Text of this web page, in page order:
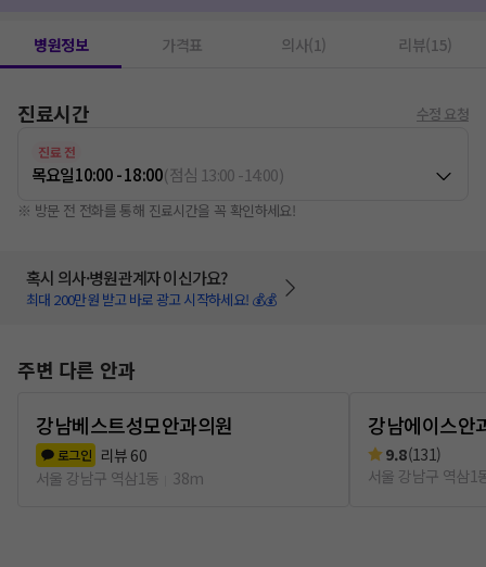
병원정보 가격표 의사(1) 리뷰(15)
진료시간 수정 요청
진료 전
목요일10:00 - 18:00(점심 13:00-14:00)
※ 방문 전 전화를 통해 진료시간을 꼭 확인하세요!
혹시 의사·병원관계자 이신가요?
최대 200만원 받고 바로 광고 시작하세요! 💰💰
주변 다른 안과
강남베스트성모안과의원
로그인 리뷰 60
서울 강남구 역삼1동
38m
강남에이스안
9.8(131)
서울 강남구 역삼1